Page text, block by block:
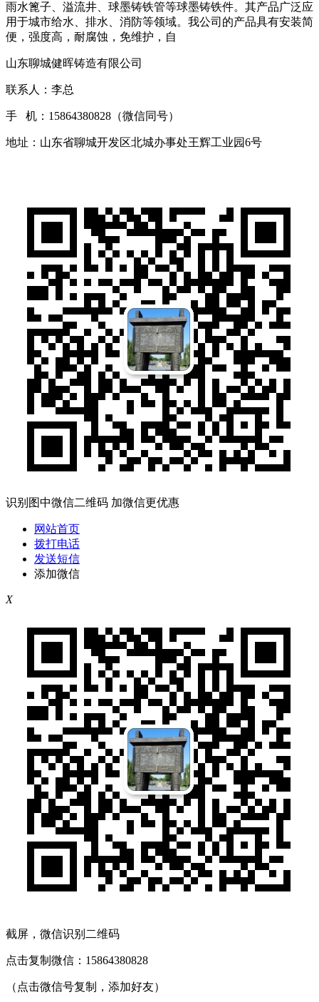
雨水篦子、溢流井、球墨铸铁管等球墨铸铁件。其产品广泛应
用于城市给水、排水、消防等领域。我公司的产品具有安装简
便，强度高，耐腐蚀，免维护，自
山东聊城健晖铸造有限公司
联系人：李总
手 机：15864380828（微信同号）
地址：山东省聊城开发区北城办事处王辉工业园6号
识别图中微信二维码 加微信更优惠
网站首页
拨打电话
发送短信
添加微信
X
截屏，微信识别二维码
点击复制微信：15864380828
（点击微信号复制，添加好友）